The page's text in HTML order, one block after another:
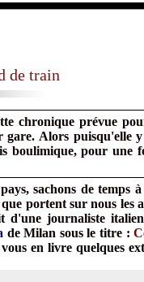
de train
chronique prévue
gare. Alors puisqu'elle
boulimique, pour une
sachons de temps
portent sur nous les
d'une journaliste
de Milan sous le titre :
en livre quelques